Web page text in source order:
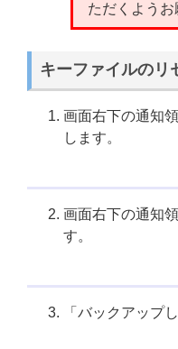
ただくようお
キーファイルのリ
画面右下の通知
します。
画面右下の通知
す。
「バックアップ